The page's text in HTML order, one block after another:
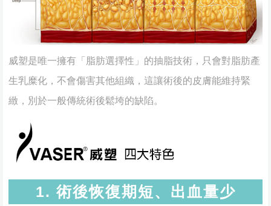
威塑是唯一擁有「脂肪選擇性」的抽脂技術，只會對脂肪產
生乳糜化，不會傷害其他組織，這讓術後的皮膚能維持緊
緻，別於一般傳統術後鬆垮的缺陷。
1. 術後恢復期短、出血量少